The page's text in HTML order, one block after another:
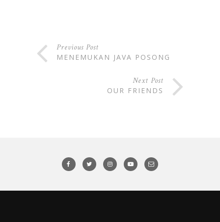
Previous Post
MENEMUKAN JAVA POSONG
Next Post
OUR FRIENDS